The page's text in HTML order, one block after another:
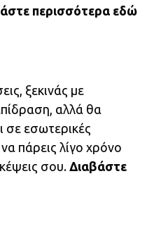
περισσότερα εδώ
ξεκινάς με
αλλά θα
σε εσωτερικές
πάρεις λίγο χρόνο
σου. Διαβάστε